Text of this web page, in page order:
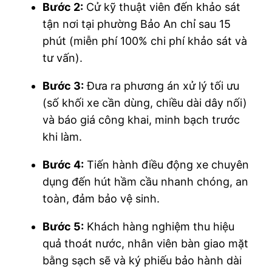
Bước 2: Cử kỹ thuật viên đến khảo sát
tận nơi tại phường Bảo An chỉ sau 15
phút (miễn phí 100% chi phí khảo sát và
tư vấn).
Bước 3:Đưa ra phương án xử lý tối ưu
(số khối xe cần dùng, chiều dài dây nối)
và báo giá công khai, minh bạch trước
khi làm.
Bước 4: Tiến hành điều động xe chuyên
dụng đến hút hầm cầu nhanh chóng, an
toàn, đảm bảo vệ sinh.
Bước 5: Khách hàng nghiệm thu hiệu
quả thoát nước, nhân viên bàn giao mặt
bằng sạch sẽ và ký phiếu bảo hành dài